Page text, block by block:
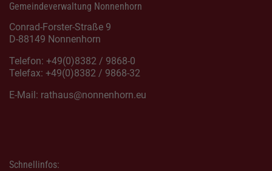
Gemeindeverwaltung Nonnenhorn
Conrad-Forster-Straße 9
D-88149 Nonnenhorn
Telefon: +49(0)8382 / 9868-0
Telefax: +49(0)8382 / 9868-32
E-Mail: rathaus@nonnenhorn.eu
Schnellinfos: